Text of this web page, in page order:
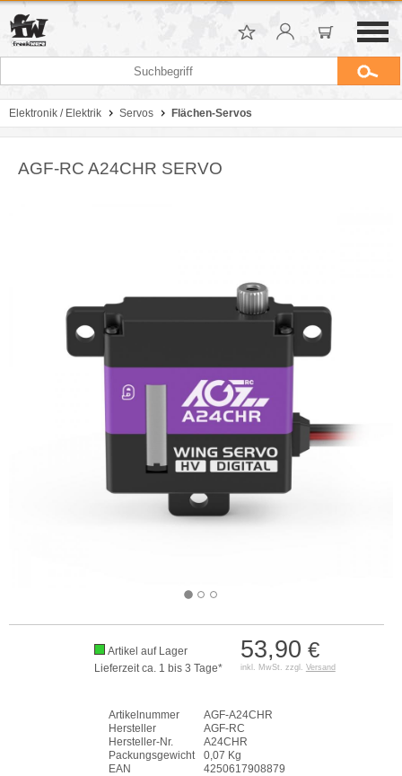
Elektronik / Elektrik Servos Flächen-Servos
AGF-RC A24CHR SERVO
53,90 €
inkl. MwSt. zzgl. Versand
Artikel auf Lager
Lieferzeit ca. 1 bis 3 Tage*
Artikelnummer
AGF-A24CHR
Hersteller
AGF-RC
Hersteller-Nr.
A24CHR
Packungsgewicht
0,07 Kg
EAN
4250617908879